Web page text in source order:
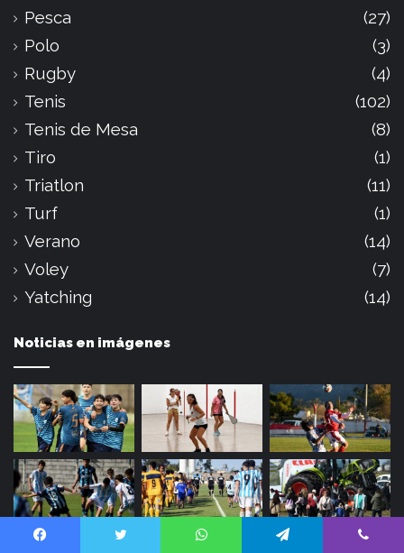
Pesca
(27)
Polo
(3)
Rugby
(4)
Tenis
(102)
Tenis de Mesa
(8)
Tiro
(1)
Triatlon
(11)
Turf
(1)
Verano
(14)
Voley
(7)
Yatching
(14)
Noticias en imágenes